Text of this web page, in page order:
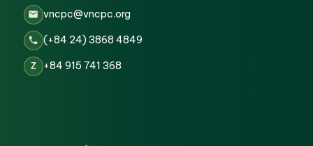
vncpc@vncpc.org
(+84 24) 3868 4849
Z +84 915 741 368